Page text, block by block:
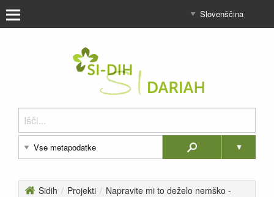
Sidih / Projekti / Napravite mi to deželo nemško -